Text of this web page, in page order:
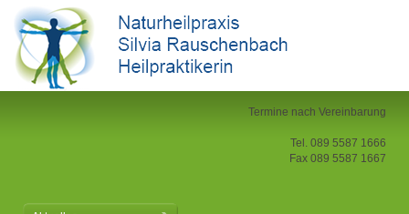
Termine nach Vereinbarung
Tel. 089 5587 1666
Fax 089 5587 1667